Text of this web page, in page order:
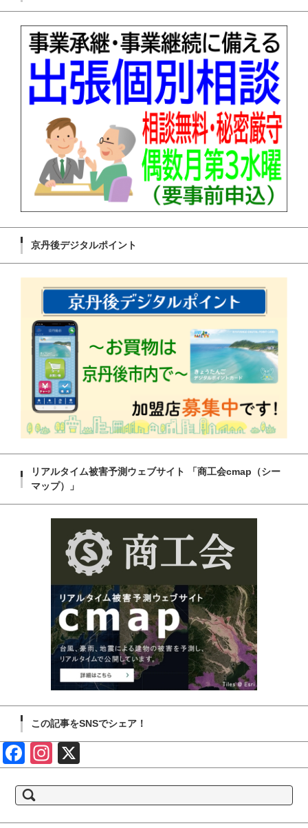
京丹後デジタルポイント
リアルタイム被害予測ウェブサイト 「商工会cmap（シー
マップ）」
この記事をSNSでシェア！
Face Insta
索: